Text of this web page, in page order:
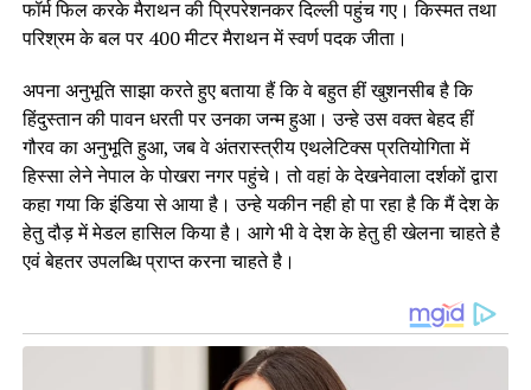
फॉर्म फिल करके मैराथन की प्रिपरेशनकर दिल्ली पहुंच गए। किस्मत तथा
परिश्रम के बल पर 400 मीटर मैराथन में स्वर्ण पदक जीता।
अपना अनुभूति साझा करते हुए बताया हैं कि वे बहुत हीं खुशनसीब है कि
हिंदुस्तान की पावन धरती पर उनका जन्म हुआ। उन्हे उस वक्त बेहद हीं
गौरव का अनुभूति हुआ, जब वे अंतरास्त्रीय एथलेटिक्स प्रतियोगिता में
हिस्सा लेने नेपाल के पोखरा नगर पहुंचे। तो वहां के देखनेवाला दर्शकों द्वारा
कहा गया कि इंडिया से आया है। उन्हे यकीन नही हो पा रहा है कि मैं देश के
हेतु दौड़ में मेडल हासिल किया है। आगे भी वे देश के हेतु ही खेलना चाहते है
एवं बेहतर उपलब्धि प्राप्त करना चाहते है।